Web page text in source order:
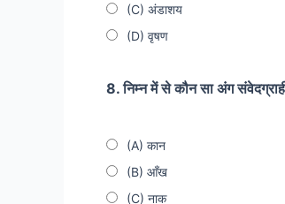
(C) अंडाशय
(D) वृषण
8. निम्न में से कौन सा अंग
(A) कान
(B) आँख
(C) नाक